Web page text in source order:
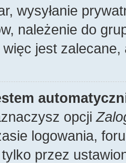
wysyłanie
należenie do
jest zalecane,
opcji
logowania,
przez